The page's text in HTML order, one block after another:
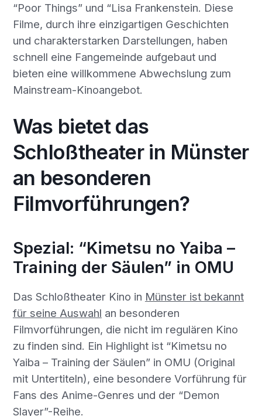
“Poor Things” und “Lisa Frankenstein. Diese
Filme, durch ihre einzigartigen Geschichten
und charakterstarken Darstellungen, haben
schnell eine Fangemeinde aufgebaut und
bieten eine willkommene Abwechslung zum
Mainstream-Kinoangebot.
Was bietet das
Schloßtheater in Münster
an besonderen
Filmvorführungen?
Spezial: “Kimetsu no Yaiba –
Training der Säulen” in OMU
Das Schloßtheater Kino in Münster ist bekannt
für seine Auswahl an besonderen
Filmvorführungen, die nicht im regulären Kino
zu finden sind. Ein Highlight ist “Kimetsu no
Yaiba – Training der Säulen” in OMU (Original
mit Untertiteln), eine besondere Vorführung für
Fans des Anime-Genres und der “Demon
Slayer”-Reihe.